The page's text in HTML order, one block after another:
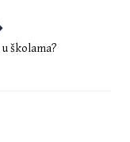
školama?